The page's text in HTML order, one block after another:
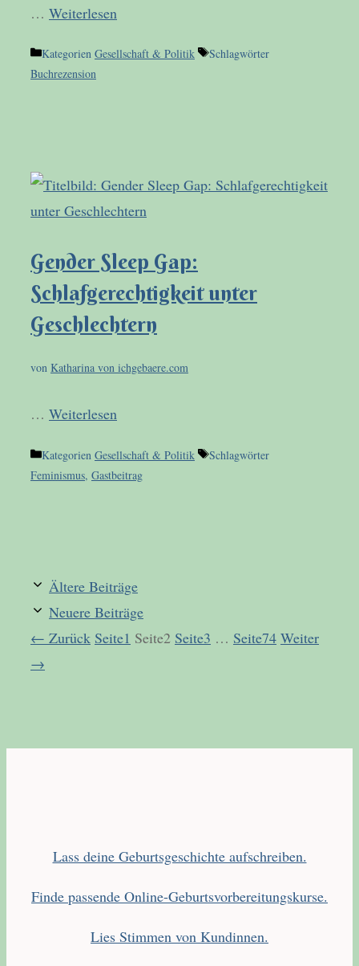
… Weiterlesen
Kategorien Gesellschaft & Politik
Schlagwörter
Buchrezension
Gender Sleep Gap:
Schlafgerechtigkeit unter
Geschlechtern
von Katharina von ichgebaere.com
… Weiterlesen
Kategorien Gesellschaft & Politik
Schlagwörter
Feminismus, Gastbeitrag
Ältere Beiträge
Neuere Beiträge
← Zurück Seite1 Seite2 Seite3 … Seite74 Weiter
→
Lass deine Geburtsgeschichte aufschreiben.
Finde passende Online-Geburtsvorbereitungskurse.
Lies Stimmen von Kundinnen.